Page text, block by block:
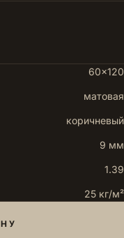
60×120
матовая
коричневый
9 мм
1.39
25 кг/м²